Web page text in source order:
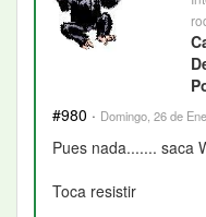
#980 · Domingo, 26 de
Pues nada....... saca
Toca resistir